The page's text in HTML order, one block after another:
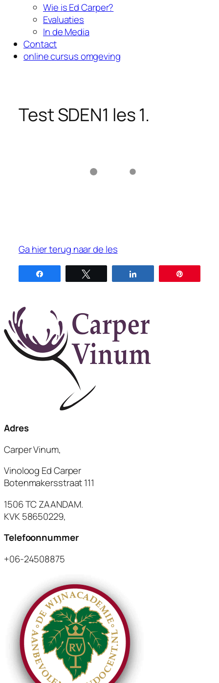
Wie is Ed Carper?
Evaluaties
In de Media
Contact
online cursus omgeving
Test SDEN1 les 1.
Ga hier terug naar de les
Adres
Carper Vinum,
Vinoloog Ed Carper
Botenmakersstraat 111
1506 TC ZAANDAM.
KVK 58650229,
Telefoonnummer
+06-24508875